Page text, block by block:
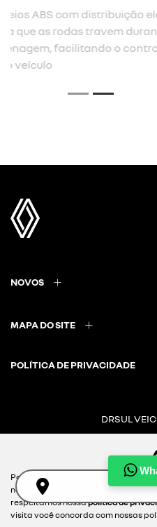
A assistência à frenagem
amplifica a frenagem
rapidamente entre o
previous
NOVOS
MAPA DO SITE
POLÍTICA DE PRIVACIDADE
DRSUL
Desacelere. Seu bem
Para otimizar sua experiência
nossa política de cookies e para
respeitamos nossapolítica de
visita você concorda com nossas